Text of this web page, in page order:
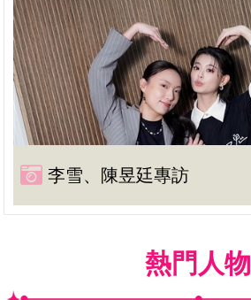
李雪、陳昱廷專訪
熱門人物